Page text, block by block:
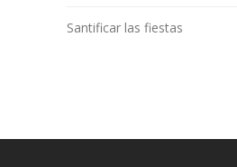
Santificar las fiestas